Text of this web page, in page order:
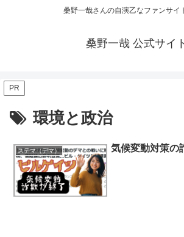
桑野一哉さんの自演乙なファンサイ
桑野一哉 公式サイ
PR
環境と政治
ステマ（デマ） 気候変動対策の